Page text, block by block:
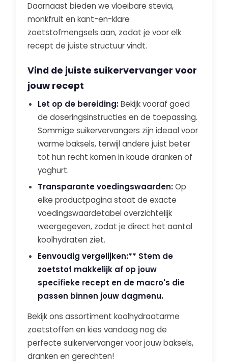
Daarnaast bieden we vloeibare stevia,
monkfruit en kant-en-klare
zoetstofmengsels aan, zodat je voor elk
recept de juiste structuur vindt.
Vind de juiste suikervervanger voor
jouw recept
Let op de bereiding:Bekijk vooraf goed
de doseringsinstructies en de toepassing.
Sommige suikervervangers zijn ideaal voor
warme baksels, terwijl andere juist beter
tot hun recht komen in koude dranken of
yoghurt.
Transparante voedingswaarden:Op
elke productpagina staat de exacte
voedingswaardetabel overzichtelijk
weergegeven, zodat je direct het aantal
koolhydraten ziet.
Eenvoudig vergelijken:** Stem de
zoetstof makkelijk af op jouw
specifieke recept en de macro's die
passen binnen jouw dagmenu.
Bekijk ons assortiment koolhydraatarme
zoetstoffen en kies vandaag nog de
perfecte suikervervanger voor jouw baksels,
dranken en gerechten!